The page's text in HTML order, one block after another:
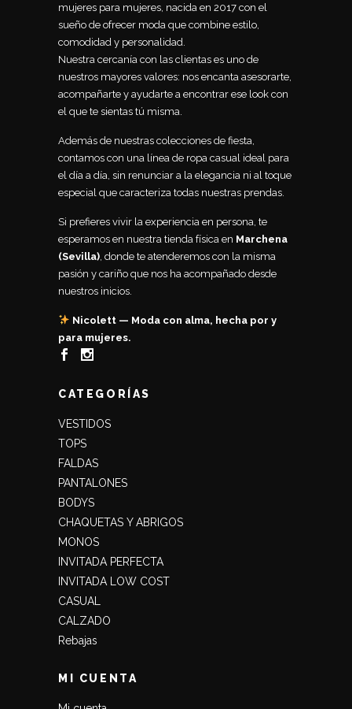
mujeres para mujeres, nacida en 2017 con el
sueño de ofrecer moda que combine estilo,
comodidad y personalidad.
Nuestra cercanía con las clientas es uno de
nuestros mayores valores: nos encanta asesorarte,
acompañarte y ayudarte a encontrar ese look con
el que te sientas tú misma.
Además de nuestras colecciones de fiesta,
contamos con una línea de ropa casual ideal para
el día a día, sin renunciar a la elegancia ni al toque
especial que caracteriza todas nuestras prendas.
Si prefieres vivir la experiencia en persona, te
esperamos en nuestra tienda física en Marchena
(Sevilla) , donde te atenderemos con la misma
pasión y cariño que nos ha acompañado desde
nuestros inicios.
Nicolett — Moda con alma, hecha por y
para mujeres.
CATEGORÍAS
VESTIDOS
TOPS
FALDAS
PANTALONES
BODYS
CHAQUETAS Y ABRIGOS
MONOS
INVITADA PERFECTA
INVITADA LOW COST
CASUAL
CALZADO
Rebajas
MI CUENTA